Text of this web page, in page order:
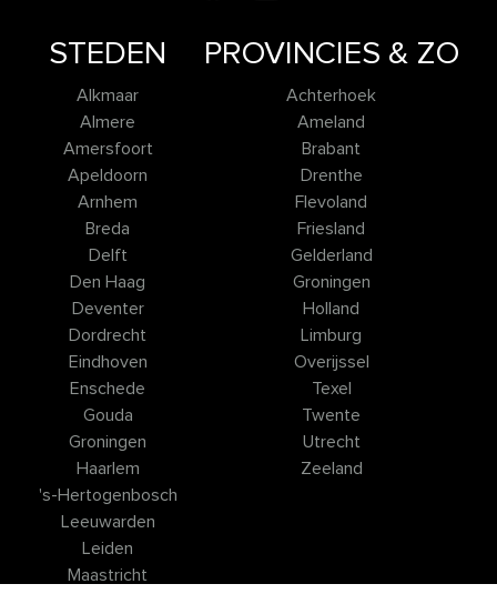
STEDEN
Alkmaar
Almere
Amersfoort
Apeldoorn
Arnhem
Breda
Delft
Den Haag
Deventer
Dordrecht
Eindhoven
Enschede
Gouda
Groningen
Haarlem
's-Hertogenbosch
Leeuwarden
Leiden
Maastricht
PROVINCIES & ZO
Achterhoek
Ameland
Brabant
Drenthe
Flevoland
Friesland
Gelderland
Groningen
Holland
Limburg
Overijssel
Texel
Twente
Utrecht
Zeeland